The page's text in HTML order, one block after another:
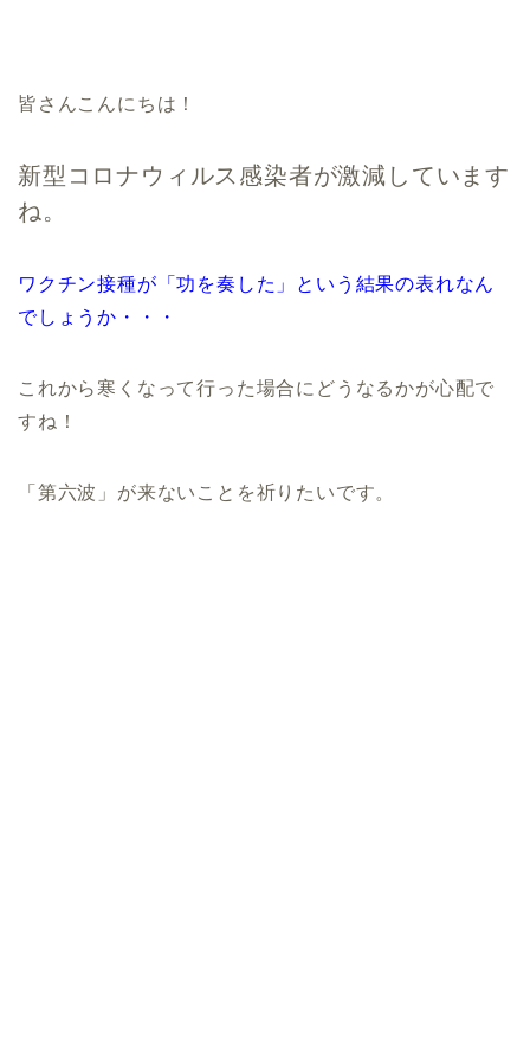
皆さんこんにちは！
新型コロナウィルス感染者が激減しています
ね。
ワクチン接種が「功を奏した」という結果の表れなん
でしょうか・・・
これから寒くなって行った場合にどうなるかが心配で
すね！
「第六波」が来ないことを祈りたいです。